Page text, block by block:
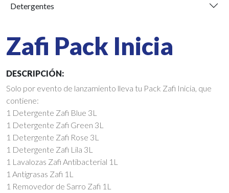
Detergentes
Zafi Pack Inicia
DESCRIPCIÓN:
Solo por evento de lanzamiento lleva tu Pack Zafi Inicia, que
contiene:
1 Detergente Zafi Blue 3L
1 Detergente Zafi Green 3L
1 Detergente Zafi Rose 3L
1 Detergente Zafi Lila 3L
1 Lavalozas Zafi Antibacterial 1L
1 Antigrasas Zafi 1L
1 Removedor de Sarro Zafi 1L